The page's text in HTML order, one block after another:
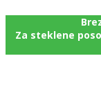
Za steklene